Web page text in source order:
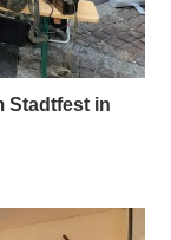
Stadtfest in